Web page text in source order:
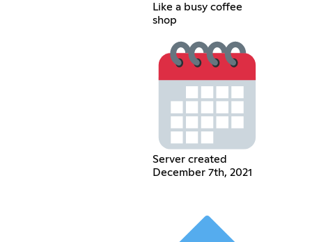
Like a busy coffee
shop
Server created
December 7th, 2021